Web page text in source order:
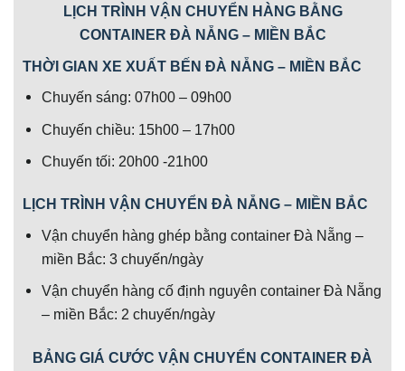
LỊCH TRÌNH VẬN CHUYỂN HÀNG BẰNG
CONTAINER ĐÀ NẴNG – MIỀN BẮC
THỜI GIAN XE XUẤT BẾN ĐÀ NẴNG – MIỀN BẮC
Chuyến sáng: 07h00 – 09h00
Chuyến chiều: 15h00 – 17h00
Chuyến tối: 20h00 -21h00
LỊCH TRÌNH VẬN CHUYỂN ĐÀ NẴNG – MIỀN BẮC
Vận chuyển hàng ghép bằng container Đà Nẵng –
miền Bắc: 3 chuyến/ngày
Vận chuyển hàng cố định nguyên container Đà Nẵng
– miền Bắc: 2 chuyến/ngày
BẢNG GIÁ CƯỚC VẬN CHUYỂN CONTAINER ĐÀ